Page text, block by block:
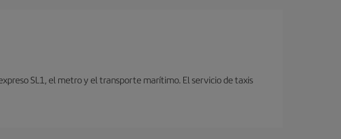
SL1, el metro y el transporte marítimo. El servicio de taxis